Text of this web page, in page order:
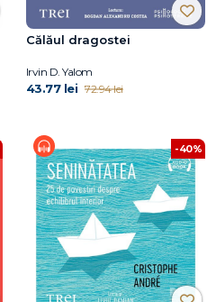
Călăul dragostei
Irvin D. Yalom
43.77 lei 72.94 lei
-40%